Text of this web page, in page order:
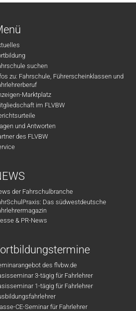
suchen
zu: Fahrschule, Führerscheinklassen und
Marktplatz
im FLVBW
und Antworten
des FLVBW
der Fahrschulbranche
Das südwestdeutsche
& PR-News
des flvbw.de
3-tägig für Fahrlehrer
1-tägig für Fahrlehrer
CE-Seminar für Fahrlehrer